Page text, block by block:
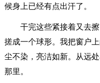
候身上已经有点出汗了。
干完这些紧接着又去
搓成一个球形。我把窗户
尘不染，亮洁如新。从远
那里。